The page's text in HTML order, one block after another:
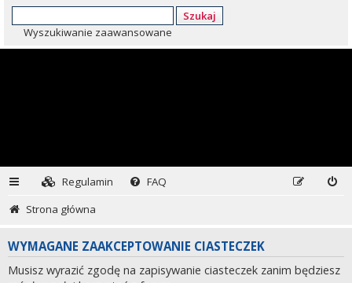
Szukaj
Wyszukiwanie zaawansowane
Regulamin
FAQ
Strona główna
WYMAGANE ZAAKCEPTOWANIE CIASTECZEK
Musisz wyrazić zgodę na zapisywanie ciasteczek zanim będziesz